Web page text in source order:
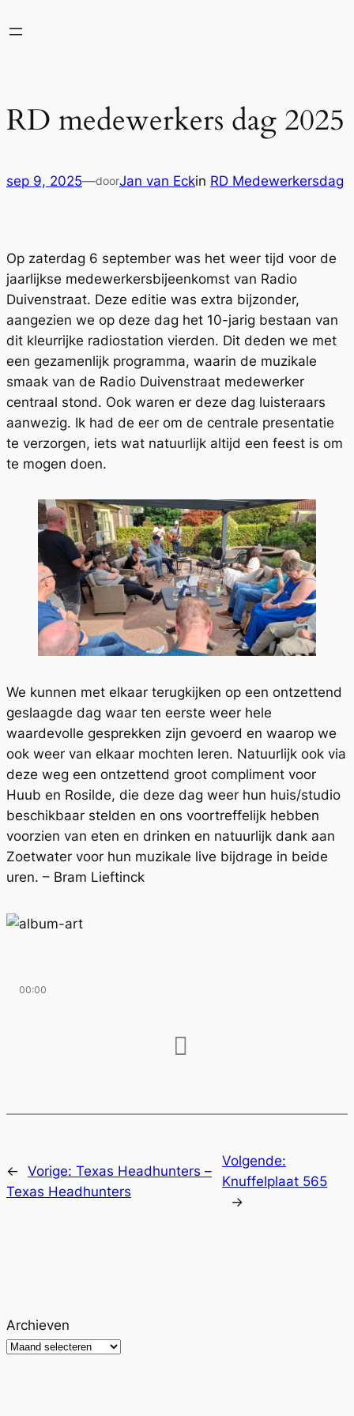
naar
RD medewerkers dag 2025
sep 9, 2025—doorJan van Eckin RD Medewerkersdag
Op zaterdag 6 september was het weer tijd voor de
jaarlijkse medewerkersbijeenkomst van Radio
Duivenstraat. Deze editie was extra bijzonder,
aangezien we op deze dag het 10-jarig bestaan van
dit kleurrijke radiostation vierden. Dit deden we met
een gezamenlijk programma, waarin de muzikale
smaak van de Radio Duivenstraat medewerker
centraal stond. Ook waren er deze dag luisteraars
aanwezig. Ik had de eer om de centrale presentatie
te verzorgen, iets wat natuurlijk altijd een feest is om
te mogen doen.
We kunnen met elkaar terugkijken op een ontzettend
geslaagde dag waar ten eerste weer hele
waardevolle gesprekken zijn gevoerd en waarop we
ook weer van elkaar mochten leren. Natuurlijk ook via
deze weg een ontzettend groot compliment voor
Huub en Rosilde, die deze dag weer hun huis/studio
beschikbaar stelden en ons voortreffelijk hebben
voorzien van eten en drinken en natuurlijk dank aan
Zoetwater voor hun muzikale live bijdrage in beide
uren. – Bram Lieftinck
00:00
← Vorige: Texas Headhunters –
Texas Headhunters
Volgende:
Knuffelplaat 565
→
Archieven